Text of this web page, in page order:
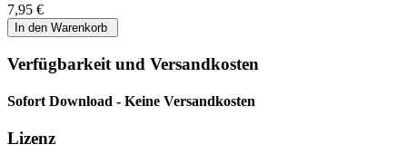
7,95 €
Verfügbarkeit und Versandkosten
Sofort Download - Keine Versandkosten
Lizenz